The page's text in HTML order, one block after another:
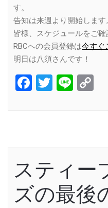
す。
告知は来週より開始します
皆様、スケジュールをご確
RBCへの会員登録は今すぐ
明日は八須さんです！
Facebook
Twitter
Line
スティー
ズの最後